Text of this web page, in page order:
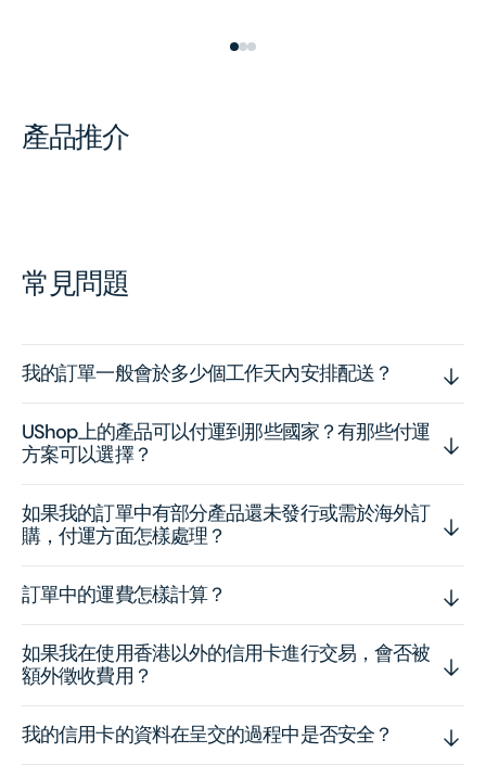
產品推介
常見問題
我的訂單一般會於多少個工作天內安排配送？
UShop上的產品可以付運到那些國家？有那些付運
方案可以選擇？
如果我的訂單中有部分產品還未發行或需於海外訂
購，付運方面怎樣處理？
訂單中的運費怎樣計算？
如果我在使用香港以外的信用卡進行交易，會否被
額外徵收費用？
我的信用卡的資料在呈交的過程中是否安全？